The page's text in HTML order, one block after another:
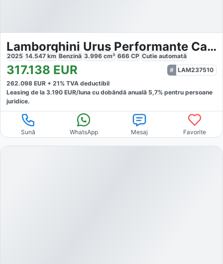
Lamborghini Urus Performante Carbon Akra Pano ADAS B&O
2025 14.547 km Benzină 3.996 cm³ 666 CP Cutie automată
317.138 EUR
LAM237510
262.098 EUR + 21% TVA deductibil
Leasing de la 3.190 EUR/luna cu dobăndă anuală 5,7% pentru persoane
juridice.
Sună WhatsApp Mesaj Favorite